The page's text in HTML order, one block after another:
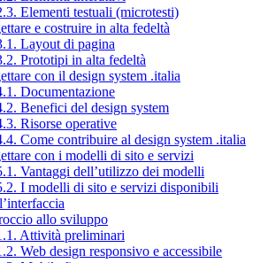
Elementi testuali (microtesti)
e costruire in alta fedeltà
Layout di pagina
Prototipi in alta fedeltà
con il design system .italia
Documentazione
Benefici del design system
Risorse operative
Come contribuire al design system .italia
con i modelli di sito e servizi
Vantaggi dell’utilizzo dei modelli
I modelli di sito e servizi disponibili
allo sviluppo
Attività preliminari
Web design responsivo e accessibile